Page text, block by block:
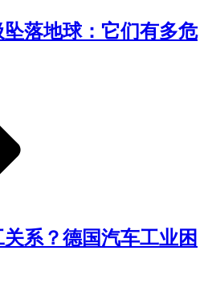
落地球：它们有多危
系？德国汽车工业困